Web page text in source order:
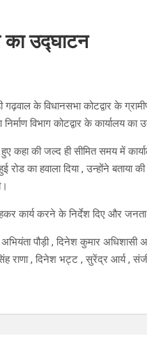
का उद्घाटन
के विधानसभा कोटद्वार के
विभाग कोटद्वार के कार्यालय का
की जल्द ही सीमित समय में
रोड का हवाला दिया , उन्होंने
कार्य करने के निर्देश दिए और
पौड़ी , दिनेश कुमार अधिशासी
राणा , दिनेश भट्ट , सुरेंद्र आर्य ,